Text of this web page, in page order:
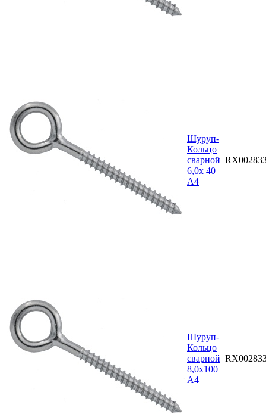
Шуруп-
Кольцо
сварной
6,0х 40
А4
Шуруп-
Кольцо
сварной
8,0х100
A4